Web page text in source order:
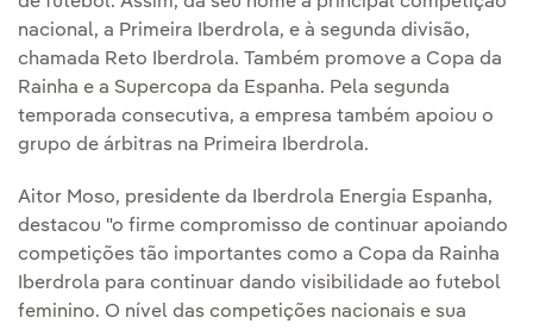
nacional, a Primeira Iberdrola, e à segunda divisão,
chamada Reto Iberdrola. Também promove a Copa da
Rainha e a Supercopa da Espanha. Pela segunda
temporada consecutiva, a empresa também apoiou o
grupo de árbitras na Primeira Iberdrola.
Aitor Moso, presidente da Iberdrola Energia Espanha,
destacou "o firme compromisso de continuar apoiando
competições tão importantes como a Copa da Rainha
Iberdrola para continuar dando visibilidade ao futebol
feminino. O nível das competições nacionais e sua